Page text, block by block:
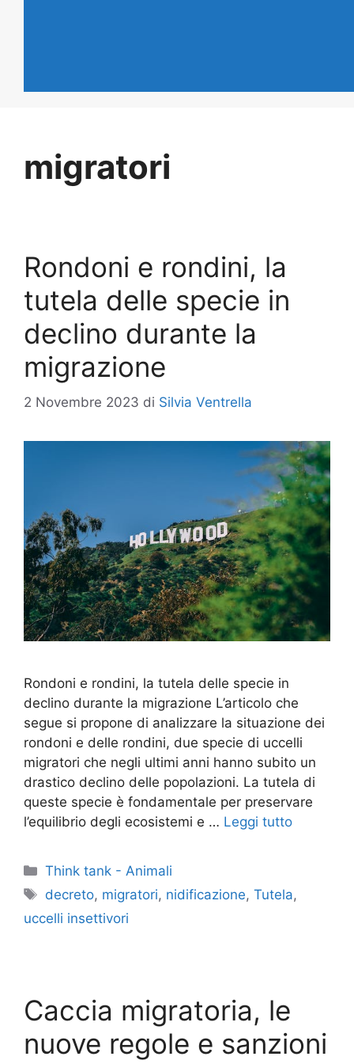
migratori
Rondoni e rondini, la
tutela delle specie in
declino durante la
migrazione
2 Novembre 2023 di Silvia Ventrella
Rondoni e rondini, la tutela delle specie in
declino durante la migrazione L’articolo che
segue si propone di analizzare la situazione dei
rondoni e delle rondini, due specie di uccelli
migratori che negli ultimi anni hanno subito un
drastico declino delle popolazioni. La tutela di
queste specie è fondamentale per preservare
l’equilibrio degli ecosistemi e … Leggi tutto
Categorie
Think tank - Animali
Tag
decreto, migratori, nidificazione,Tutela,
uccelli insettivori
Caccia migratoria, le
nuove regole e sanzioni